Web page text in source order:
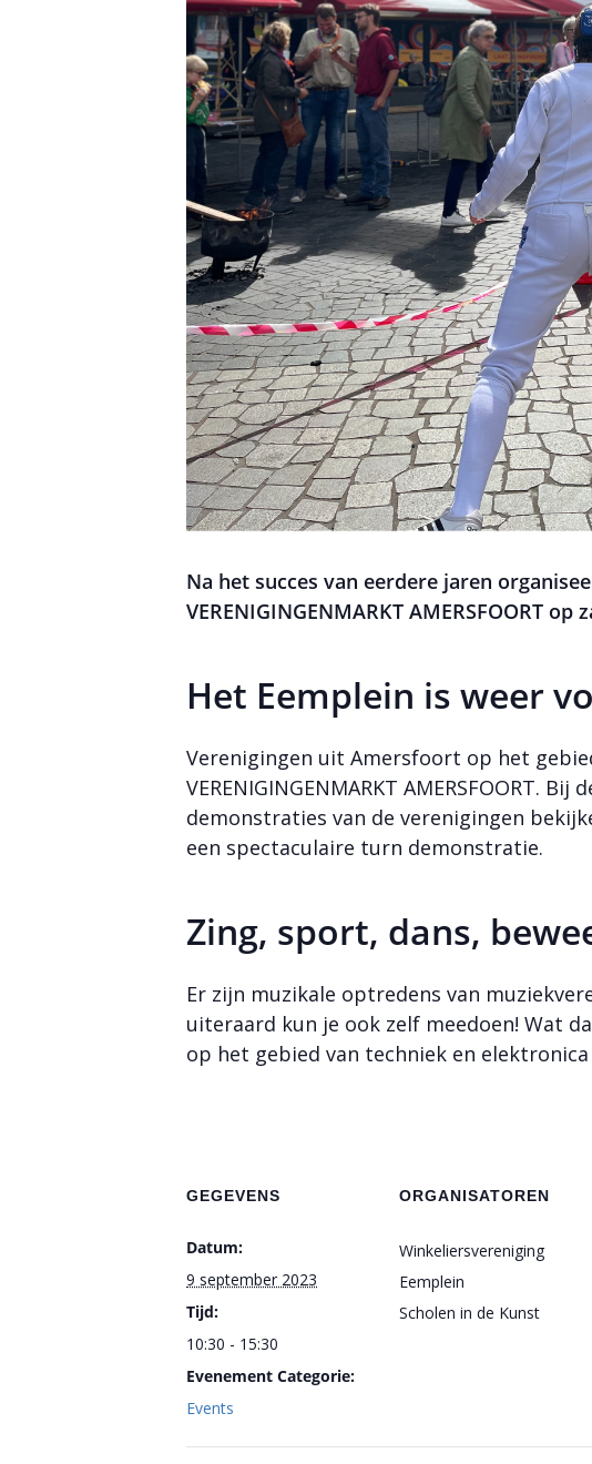
Na het succes van eerdere jaren
VERENIGINGENMARKT AMERSFOORT
Het Eemplein is weer
Verenigingen uit Amersfoort op het
VERENIGINGENMARKT AMERSFOORT.
demonstraties van de verenigingen
een spectaculaire turn demonstratie.
Zing, sport, dans,
Er zijn muzikale optredens van
uiteraard kun je ook zelf meedoen! Wat
op het gebied van techniek en
GEGEVENS
Datum:
9 september 2023
Tijd:
10:30 - 15:30
Evenement Categorie:
Events
ORGANISATOREN
Winkeliersvereniging
Eemplein
Scholen in de Kunst